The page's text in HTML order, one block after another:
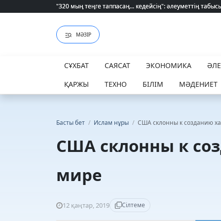
"320 мың теңге таппасаң... кедейсің": әлеуметтің табысы
"320 мың теңге таппасаң... кедейсің": әлеуметтің табысы
МӘЗІР
СҰХБАТ САЯСАТ ЭКОНОМИКА
ҚАРЖЫ
ТЕХНО БІЛІМ МӘДЕНИЕТ
Басты бет / Ислам нұры / США склонны к созданию
США склонны к
мире
12 қаңтар, 2019 Сілтеме